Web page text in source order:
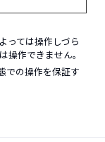
っては操作しづら
操作できません。
での操作を保証す